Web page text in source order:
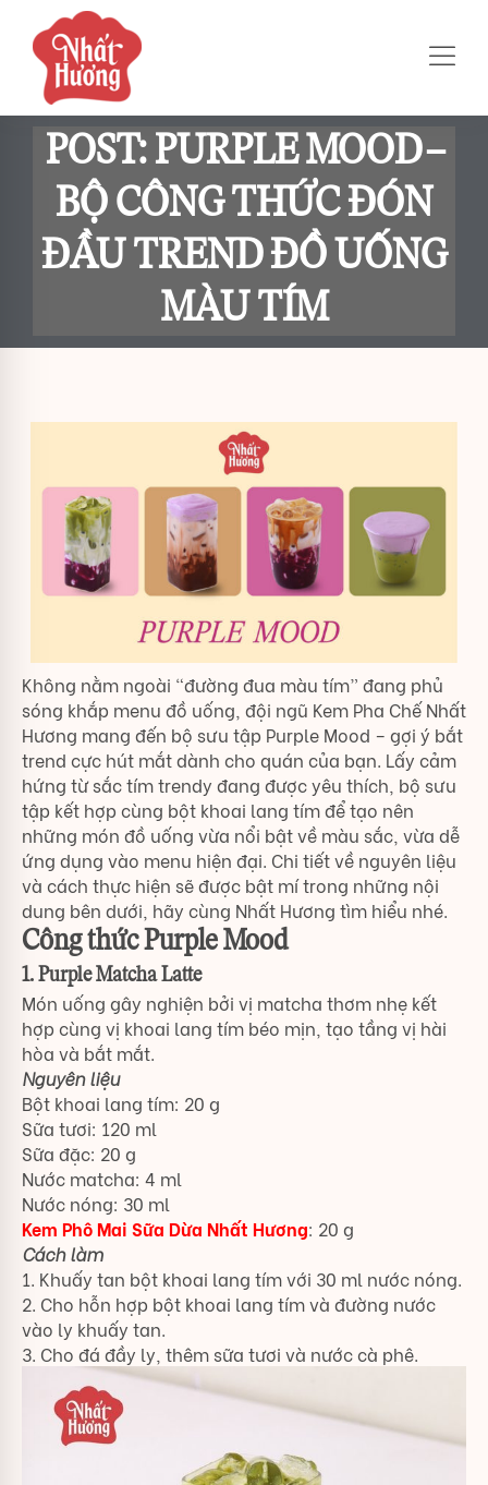
POST: PURPLE MOOD –
BỘ CÔNG THỨC ĐÓN
ĐẦU TREND ĐỒ UỐNG
MÀU TÍM
Không nằm ngoài “đường đua màu tím” đang phủ
sóng khắp menu đồ uống, đội ngũ Kem Pha Chế Nhất
Hương mang đến bộ sưu tập Purple Mood – gợi ý bắt
trend cực hút mắt dành cho quán của bạn. Lấy cảm
hứng từ sắc tím trendy đang được yêu thích, bộ sưu
tập kết hợp cùng bột khoai lang tím để tạo nên
những món đồ uống vừa nổi bật về màu sắc, vừa dễ
ứng dụng vào menu hiện đại. Chi tiết về nguyên liệu
và cách thực hiện sẽ được bật mí trong những nội
dung bên dưới, hãy cùng Nhất Hương tìm hiểu nhé.
Công thức Purple Mood
1. Purple Matcha Latte
Món uống gây nghiện bởi vị matcha thơm nhẹ kết
hợp cùng vị khoai lang tím béo mịn, tạo tầng vị hài
hòa và bắt mắt.
Nguyên liệu
Bột khoai lang tím: 20 g
Sữa tươi: 120 ml
Sữa đặc: 20 g
Nước matcha: 4 ml
Nước nóng: 30 ml
Kem Phô Mai Sữa Dừa Nhất Hương: 20 g
Cách làm
1. Khuấy tan bột khoai lang tím với 30 ml nước nóng.
2. Cho hỗn hợp bột khoai lang tím và đường nước
vào ly khuấy tan.
3. Cho đá đầy ly, thêm sữa tươi và nước cà phê.